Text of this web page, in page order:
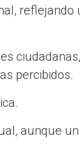
reflejando
percibidos.
aunque